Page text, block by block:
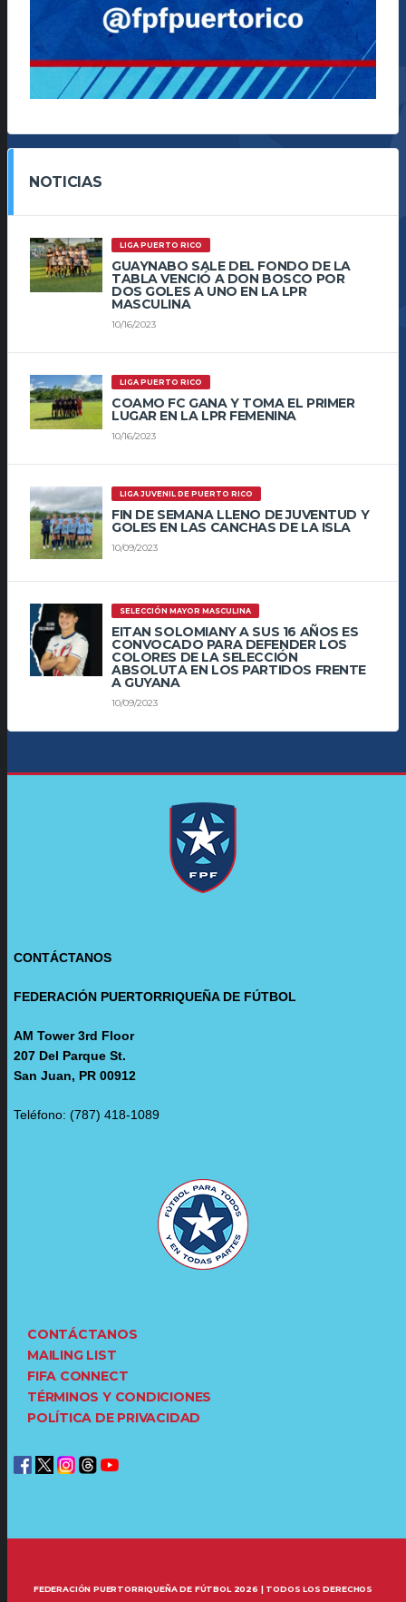
NOTICIAS
LIGA PUERTO RICO
GUAYNABO SALE DEL FONDO DE LA
TABLA VENCIÓ A DON BOSCO POR
DOS GOLES A UNO EN LA LPR
MASCULINA
10/16/2023
LIGA PUERTO RICO
COAMO FC GANA Y TOMA EL PRIMER
LUGAR EN LA LPR FEMENINA
10/16/2023
LIGA JUVENIL DE PUERTO RICO
FIN DE SEMANA LLENO DE JUVENTUD Y
GOLES EN LAS CANCHAS DE LA ISLA
10/09/2023
SELECCIÓN MAYOR MASCULINA
EITAN SOLOMIANY A SUS 16 AÑOS ES
CONVOCADO PARA DEFENDER LOS
COLORES DE LA SELECCIÓN
ABSOLUTA EN LOS PARTIDOS FRENTE
A GUYANA
10/09/2023
CONTÁCTANOS
FEDERACIÓN PUERTORRIQUEÑA DE FÚTBOL
AM Tower 3rd Floor
207 Del Parque St.
San Juan, PR 00912
Teléfono: (787) 418-1089
CONTÁCTANOS
MAILING LIST
FIFA CONNECT
TÉRMINOS Y CONDICIONES
POLÍTICA DE PRIVACIDAD
FEDERACIÓN PUERTORRIQUEÑA DE FÚTBOL 2026 | TODOS LOS DERECHOS